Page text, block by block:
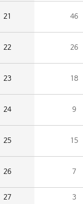
21 46
22 26
23 18
24 9
25 15
26 7
27 3